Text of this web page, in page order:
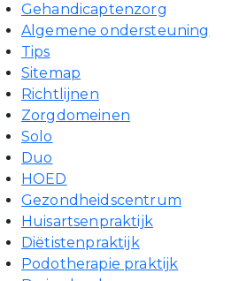
Gehandicaptenzorg
Algemene ondersteuning
Tips
Sitemap
Richtlijnen
Zorgdomeinen
Solo
Duo
HOED
Gezondheidscentrum
Huisartsenpraktijk
Diëtistenpraktijk
Podotherapie praktijk